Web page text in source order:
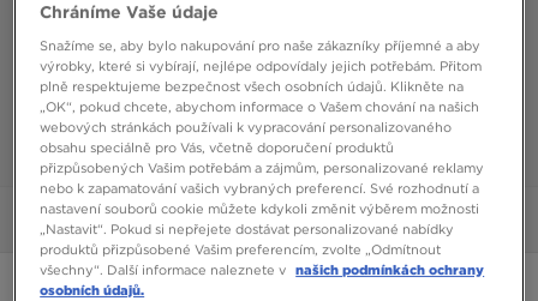
Obrázky 360°
Speciální produkt
Chráníme Vaše údaje
Snažíme se, aby bylo nakupování pro naše zákazníky příjemné a aby
výrobky, které si vybírají, nejlépe odpovídaly jejich potřebám. Přitom
plně respektujeme bezpečnost všech osobních údajů. Klikněte na
„OK“, pokud chcete, abychom informace o Vašem chování na našich
webových stránkách používali k vypracování personalizovaného
obsahu speciálně pro Vás, včetně doporučení produktů
přizpůsobených Vašim potřebám a zájmům, personalizované reklamy
nebo k zapamatování vašich vybraných preferencí. Své rozhodnutí a
nastavení souborů cookie můžete kdykoli změnit výběrem možnosti
„Nastavit“. Pokud si nepřejete dostávat personalizované nabídky
produktů přizpůsobené Vašim preferencím, zvolte „Odmítnout
všechny“. Další informace naleznete v našich podmínkách ochrany
osobních údajů.